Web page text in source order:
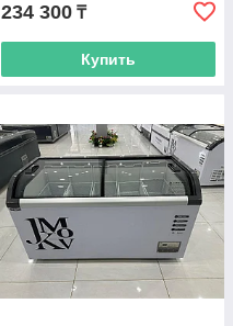
234 300 ₸
Купить